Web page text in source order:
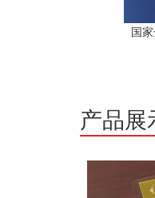
国
产品展